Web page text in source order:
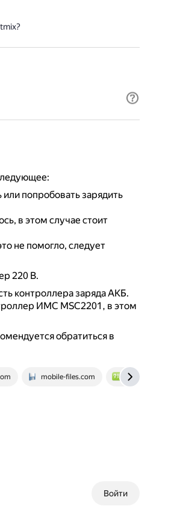
попробовать зарядить
в этом случае стоит
не помогло, следует
220 В.
контроллера заряда АКБ.
ИМС MSC2201, в этом
обратиться в
mobile-files.com
Войти